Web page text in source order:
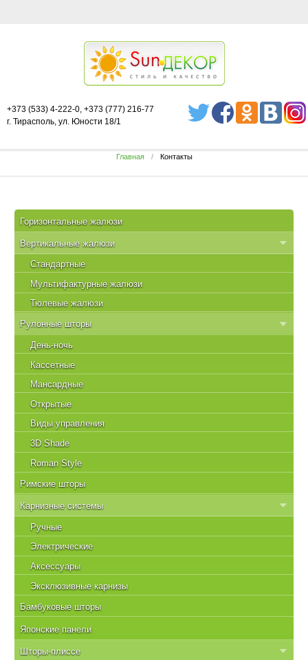
+373 (533) 4-222-0, +373 (777) 216-77
г. Тирасполь, ул. Юности 18/1
Главная Контакты
Горизонтальные жалюзи
Вертикальные жалюзи
Стандартные
Мультифактурные жалюзи
Тюлевые жалюзи
Рулонные шторы
День-ночь
Кассетные
Мансардные
Открытые
Виды управления
3D Shade
Roman Style
Римские шторы
Карнизные системы
Ручные
Электрические
Аксессуары
Эксклюзивные карнизы
Бамбуковые шторы
Японские панели
Шторы-плиссе